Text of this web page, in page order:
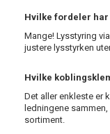
Hvilke fordeler
Mange! Lysstyring
justere lysstyrken
Hvilke
Det aller enkleste er
ledningene
sortiment.